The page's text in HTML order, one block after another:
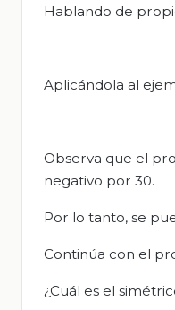
Hablando de
Aplicándola al
Observa que el
negativo por 30.
Por lo tanto, se
Continúa con el
¿Cuál es el